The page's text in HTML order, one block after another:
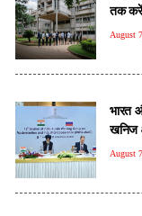
तक
August
भारत
खनिज
August